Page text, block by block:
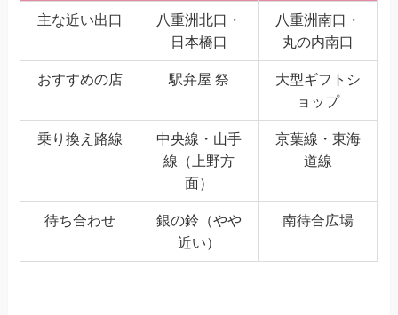
主な近い出口
八重洲北口・
日本橋口
八重洲南口・
丸の内南口
おすすめの店 駅弁屋 祭
大型ギフトシ
ョップ
乗り換え路線
中央線・山手
線（上野方
面）
京葉線・東海
道線
待ち合わせ
銀の鈴（やや
近い）
南待合広場